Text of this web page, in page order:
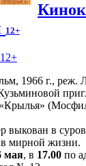
12+
12+
выкован в
в мирной жизни.
мая, в 17.00 по